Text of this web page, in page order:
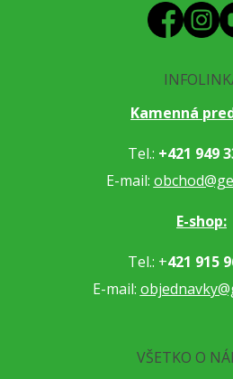
Kamenná
Tel.: +421 949
E-mail:
E-shop:
Tel.: +421 915
E-mail:
VŠETKO O